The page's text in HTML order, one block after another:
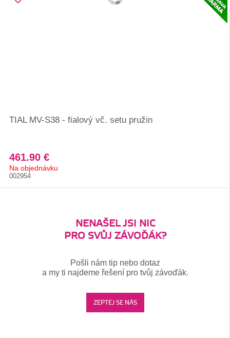
TIAL MV-S38 - fialový vč. setu pružin
461.90 €
Na objednávku
002954
NENAŠEL JSI NIC
PRO SVŮJ ZÁVOĎÁK?
Pošli nám tip nebo dotaz
a my ti najdeme řešení pro tvůj závoďák.
ZEPTEJ SE NÁS